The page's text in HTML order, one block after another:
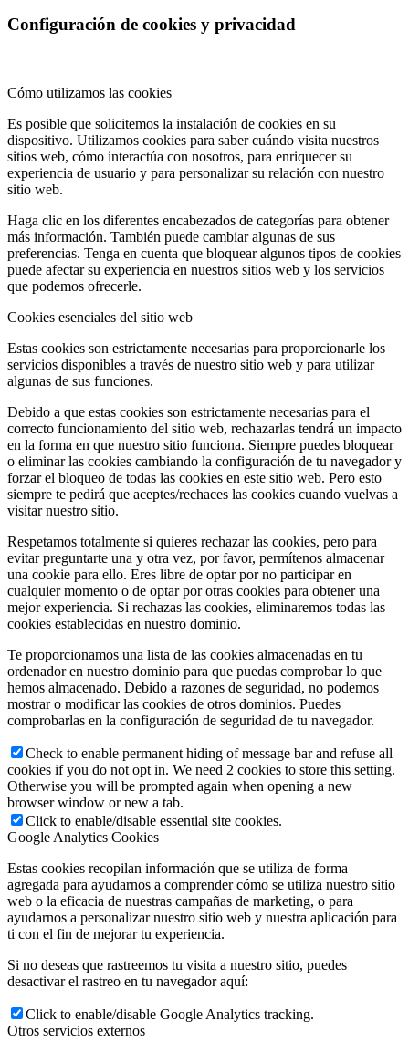
Configuración de cookies y privacidad
Cómo utilizamos las cookies
Es posible que solicitemos la instalación de cookies en su
dispositivo. Utilizamos cookies para saber cuándo visita nuestros
sitios web, cómo interactúa con nosotros, para enriquecer su
experiencia de usuario y para personalizar su relación con nuestro
sitio web.
Haga clic en los diferentes encabezados de categorías para obtener
más información. También puede cambiar algunas de sus
preferencias. Tenga en cuenta que bloquear algunos tipos de cookies
puede afectar su experiencia en nuestros sitios web y los servicios
que podemos ofrecerle.
Cookies esenciales del sitio web
Estas cookies son estrictamente necesarias para proporcionarle los
servicios disponibles a través de nuestro sitio web y para utilizar
algunas de sus funciones.
Debido a que estas cookies son estrictamente necesarias para el
correcto funcionamiento del sitio web, rechazarlas tendrá un impacto
en la forma en que nuestro sitio funciona. Siempre puedes bloquear
o eliminar las cookies cambiando la configuración de tu navegador y
forzar el bloqueo de todas las cookies en este sitio web. Pero esto
siempre te pedirá que aceptes/rechaces las cookies cuando vuelvas a
visitar nuestro sitio.
Respetamos totalmente si quieres rechazar las cookies, pero para
evitar preguntarte una y otra vez, por favor, permítenos almacenar
una cookie para ello. Eres libre de optar por no participar en
cualquier momento o de optar por otras cookies para obtener una
mejor experiencia. Si rechazas las cookies, eliminaremos todas las
cookies establecidas en nuestro dominio.
Te proporcionamos una lista de las cookies almacenadas en tu
ordenador en nuestro dominio para que puedas comprobar lo que
hemos almacenado. Debido a razones de seguridad, no podemos
mostrar o modificar las cookies de otros dominios. Puedes
comprobarlas en la configuración de seguridad de tu navegador.
Check to enable permanent hiding of message bar and refuse all
cookies if you do not opt in. We need 2 cookies to store this setting.
Otherwise you will be prompted again when opening a new
browser window or new a tab.
Click to enable/disable essential site cookies.
Google Analytics Cookies
Estas cookies recopilan información que se utiliza de forma
agregada para ayudarnos a comprender cómo se utiliza nuestro sitio
web o la eficacia de nuestras campañas de marketing, o para
ayudarnos a personalizar nuestro sitio web y nuestra aplicación para
ti con el fin de mejorar tu experiencia.
Si no deseas que rastreemos tu visita a nuestro sitio, puedes
desactivar el rastreo en tu navegador aquí:
Click to enable/disable Google Analytics tracking.
Otros servicios externos